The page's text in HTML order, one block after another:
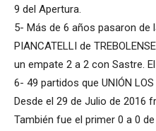
9 del Apertura.
5- Más de 6 años pasaron de
PIANCATELLI de TREBOLENSE
un empate 2 a 2 con Sastre.
6- 49 partidos que UNIÓN
Desde el 29 de Julio de 2016
También fue el primer 0 a 0